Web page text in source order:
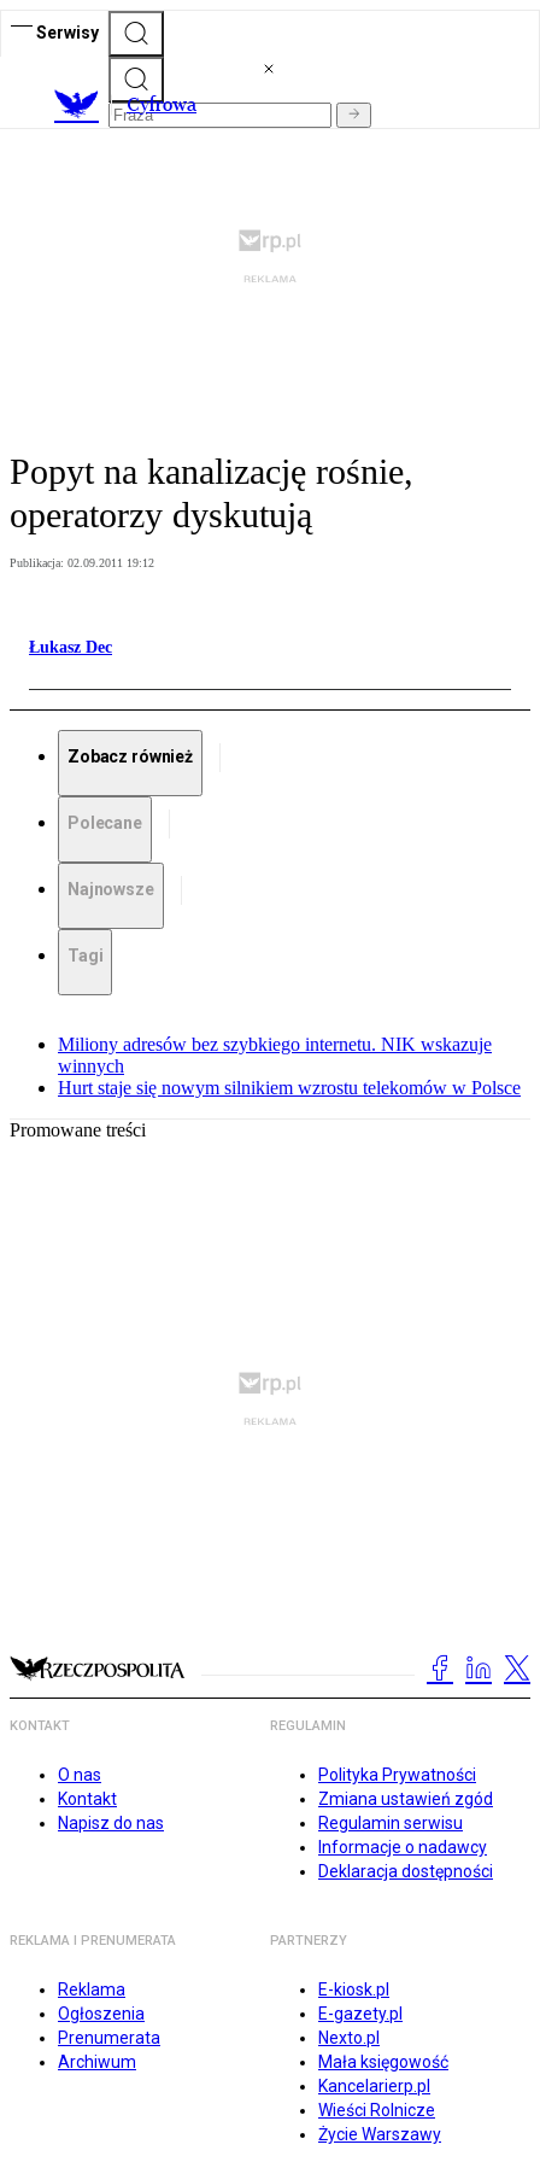
Serwisy
Cyfrowa
Popyt na kanalizację rośnie,
operatorzy dyskutują
Publikacja: 02.09.2011 19:12
Łukasz Dec
Zobacz również
Polecane
Najnowsze
Tagi
Miliony adresów bez szybkiego internetu. NIK wskazuje
winnych
Hurt staje się nowym silnikiem wzrostu telekomów w Polsce
Promowane treści
KONTAKT
O nas
Kontakt
Napisz do nas
REGULAMIN
Polityka Prywatności
Zmiana ustawień zgód
Regulamin serwisu
Informacje o nadawcy
Deklaracja dostępności
REKLAMA I PRENUMERATA
Reklama
Ogłoszenia
Prenumerata
Archiwum
PARTNERZY
E-kiosk.pl
E-gazety.pl
Nexto.pl
Mała księgowość
Kancelarierp.pl
Wieści Rolnicze
Życie Warszawy